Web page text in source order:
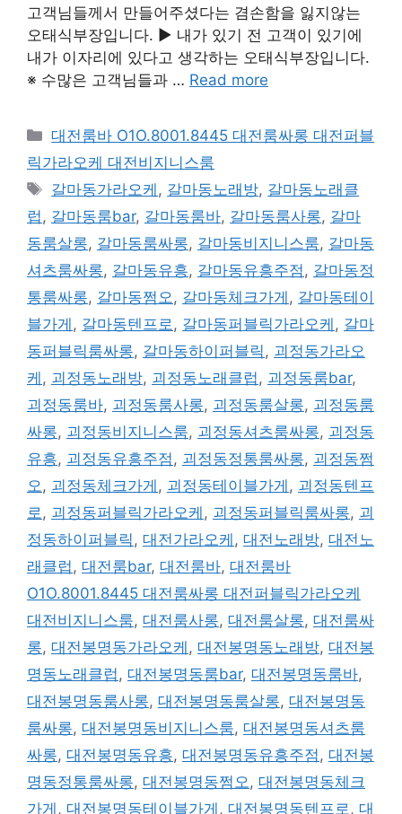
고객님들께서 만들어주셨다는 겸손함을 잃지않는
오태식부장입니다. ▶ 내가 있기 전 고객이 있기에
내가 이자리에 있다고 생각하는 오태식부장입니다.
※ 수많은 고객님들과 … Read more
카
테
리
대전룸바 O1O.8001.8445 대전룸싸롱 대전퍼블
릭가라오케 대전비지니스룸
태
그
갈마동가라오케 , 갈마동노래방, 갈마동노래클
럽, 갈마동룸bar, 갈마동룸바, 갈마동룸사롱, 갈마
동룸살롱, 갈마동룸싸롱, 갈마동비지니스룸, 갈마동
셔츠룸싸롱, 갈마동유흥, 갈마동유흥주점, 갈마동정
통룸싸롱, 갈마동쩜오, 갈마동체크가게 , 갈마동테이
블가게 , 갈마동텐프로, 갈마동퍼블릭가라오케 , 갈마
동퍼블릭룸싸롱, 갈마동하이퍼블릭, 괴정동가라오
케 , 괴정동노래방, 괴정동노래클럽, 괴정동룸bar,
괴정동룸바, 괴정동룸사롱, 괴정동룸살롱, 괴정동룸
싸롱, 괴정동비지니스룸, 괴정동셔츠룸싸롱, 괴정동
유흥, 괴정동유흥주점, 괴정동정통룸싸롱, 괴정동쩜
오, 괴정동체크가게 , 괴정동테이블가게 , 괴정동텐프
로, 괴정동퍼블릭가라오케 , 괴정동퍼블릭룸싸롱, 괴
정동하이퍼블릭, 대전가라오케 , 대전노래방, 대전노
래클럽, 대전룸bar, 대전룸바, 대전룸바
O1O.8001.8445 대전룸싸롱 대전퍼블릭가라오케
대전비지니스룸, 대전룸사롱, 대전룸살롱, 대전룸싸
롱, 대전봉명동가라오케 , 대전봉명동노래방, 대전봉
명동노래클럽, 대전봉명동룸bar, 대전봉명동룸바,
대전봉명동룸사롱, 대전봉명동룸살롱, 대전봉명동
룸싸롱, 대전봉명동비지니스룸, 대전봉명동셔츠룸
싸롱, 대전봉명동유흥, 대전봉명동유흥주점, 대전봉
명동정통룸싸롱, 대전봉명동쩜오, 대전봉명동체크
가게 , 대전봉명동테이블가게 , 대전봉명동텐프로, 대